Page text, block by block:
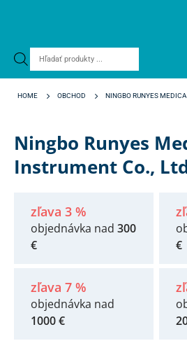
Products
HOME OBCHOD NINGBO RUNYES
Ningbo Runyes
Instrument Co.,
zľava 3 %
objednávka nad 300
€
€
zľava 7 %
objednávka nad
1000 €